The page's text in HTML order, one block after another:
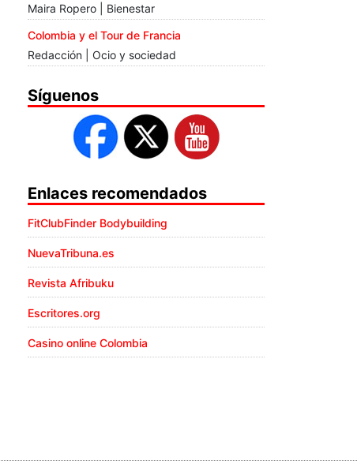
Maira Ropero | Bienestar
Colombia y el Tour de Francia
Redacción | Ocio y sociedad
Síguenos
Enlaces recomendados
FitClubFinder Bodybuilding
NuevaTribuna.es
Revista Afribuku
Escritores.org
Casino online Colombia